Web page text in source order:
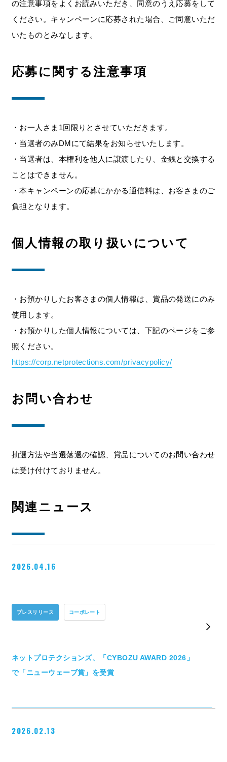
の注意事項をよくお読みいただき、同意のうえ応募をして
ください。キャンペーンに応募された場合、ご同意いただ
いたものとみなします。
応募に関する注意事項
・お一人さま1回限りとさせていただきます。
・当選者のみDMにて結果をお知らせいたします。
・当選者は、本権利を他人に譲渡したり、金銭と交換する
ことはできません。
・本キャンペーンの応募にかかる通信料は、お客さまのご
負担となります。
個人情報の取り扱いについて
・お預かりしたお客さまの個人情報は、賞品の発送にのみ
使用します。
・お預かりした個人情報については、下記のページをご参
照ください。
https://corp.netprotections.com/privacypolicy/
お問い合わせ
抽選方法や当選落選の確認、賞品についてのお問い合わせ
は受け付けておりません。
関連ニュース
2026.04.16
プレスリリース コーポレート
ネットプロテクションズ、「CYBOZU AWARD 2026」
で「ニューウェーブ賞」を受賞
2026.02.13